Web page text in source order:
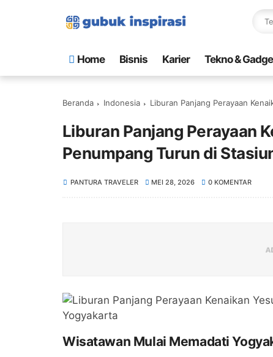
Home Bisnis Karier Tekno &
Beranda Indonesia Liburan Panjang Perayaan
Liburan Panjang Perayaan
Penumpang Turun di
PANTURA TRAVELER MEI 28, 2026 0 KOMENTAR
Wisatawan Mulai Memadati